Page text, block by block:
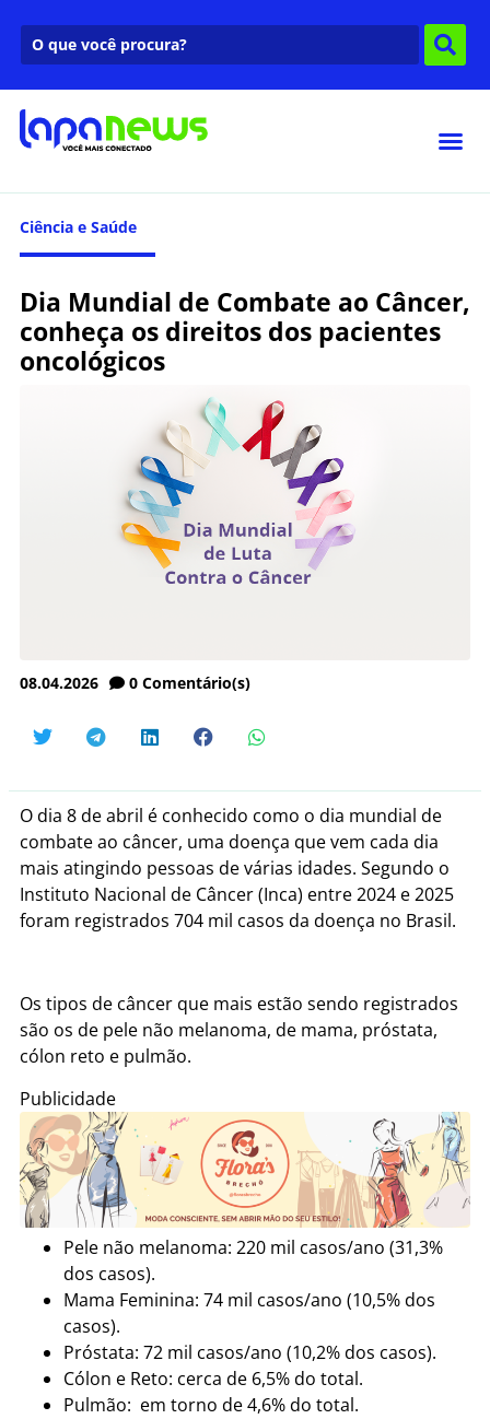
Ciência e Saúde
Dia Mundial de Combate ao Câncer,
conheça os direitos dos pacientes
oncológicos
08.04.2026 0 Comentário(s)
O dia 8 de abril é conhecido como o dia mundial de
combate ao câncer, uma doença que vem cada dia
mais atingindo pessoas de várias idades. Segundo o
Instituto Nacional de Câncer (Inca) entre 2024 e 2025
foram registrados 704 mil casos da doença no Brasil.
Os tipos de câncer que mais estão sendo registrados
são os de pele não melanoma, de mama, próstata,
cólon reto e pulmão.
Publicidade
Pele não melanoma: 220 mil casos/ano (31,3%
dos casos).
Mama Feminina: 74 mil casos/ano (10,5% dos
casos).
Próstata: 72 mil casos/ano (10,2% dos casos).
Cólon e Reto: cerca de 6,5% do total.
Pulmão: em torno de 4,6% do total.